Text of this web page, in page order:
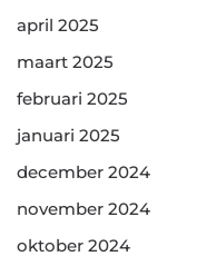
april 2025
maart 2025
februari 2025
januari 2025
december 2024
november 2024
oktober 2024